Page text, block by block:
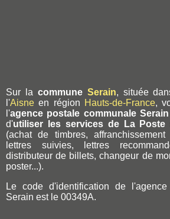
Sur la commune Serain, située
l'Aisne en région Hauts-de-France,
l'agence postale communale Serain
d'utiliser les services de La Poste
(achat de timbres,
lettres suivies, lettres
distributeur de billets, changeur de
poster...).
Le code d'identification de
Serain est le 00349A.